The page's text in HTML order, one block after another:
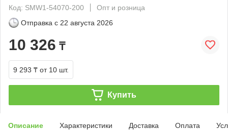
Код: SMW1-54070-200
Опт и розница
Отправка с 22 августа 2026
10 326 ₸
9 293 ₸ от 10 шт.
Купить
Описание Характеристики Доставка Оплата